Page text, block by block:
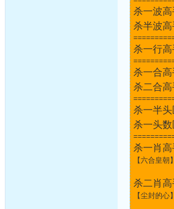
杀一波高
杀半波高
杀一行高
杀一合高
杀二合高
杀一半头
杀一头数
杀一肖高
【六合皇
【小百
杀二肖高
【尘封的
【象牙